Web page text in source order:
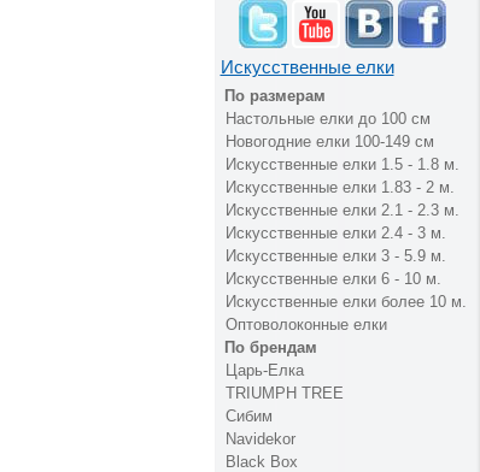
Искусственные елки
По размерам
Настольные елки до 100 см
Новогодние елки 100-149 см
Искусственные елки 1.5 - 1.8 м.
Искусственные елки 1.83 - 2 м.
Искусственные елки 2.1 - 2.3 м.
Искусственные елки 2.4 - 3 м.
Искусственные елки 3 - 5.9 м.
Искусственные елки 6 - 10 м.
Искусственные елки более 10 м.
Оптоволоконные елки
По брендам
Царь-Елка
TRIUMPH TREE
Сибим
Navidekor
Black Box